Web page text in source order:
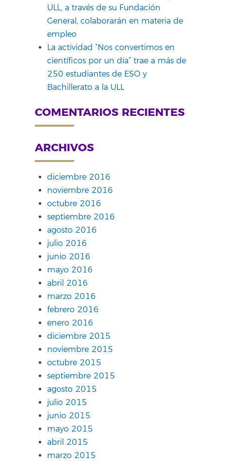
ULL, a través de su Fundación
General, colaborarán en materia de
empleo
La actividad “Nos convertimos en
científicos por un día” trae a más de
250 estudiantes de ESO y
Bachillerato a la ULL
COMENTARIOS RECIENTES
ARCHIVOS
diciembre 2016
noviembre 2016
octubre 2016
septiembre 2016
agosto 2016
julio 2016
junio 2016
mayo 2016
abril 2016
marzo 2016
febrero 2016
enero 2016
diciembre 2015
noviembre 2015
octubre 2015
septiembre 2015
agosto 2015
julio 2015
junio 2015
mayo 2015
abril 2015
marzo 2015